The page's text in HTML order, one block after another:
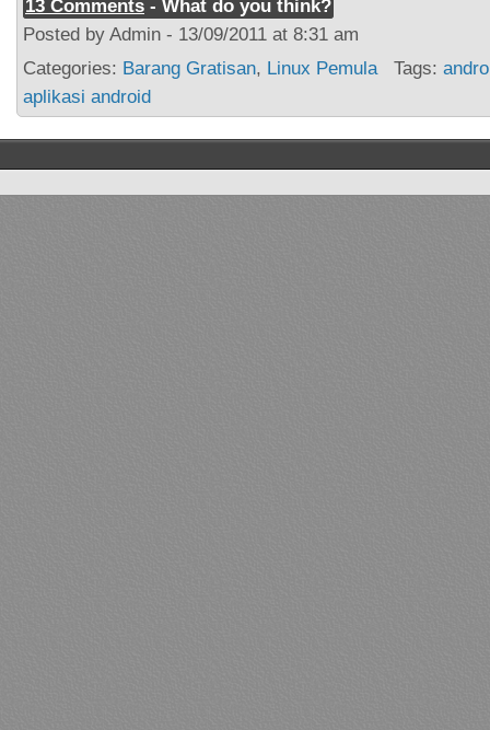
13 Comments - What do you think?
Posted by Admin - 13/09/2011 at 8:31 am
Categories: Barang Gratisan, Linux PemulaTags:
aplikasi android